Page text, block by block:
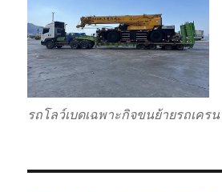
รถโลว์เบดเฉพาะกิจขนย้ายรถเครน